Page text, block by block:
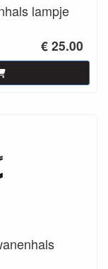
lampje
€ 25.00